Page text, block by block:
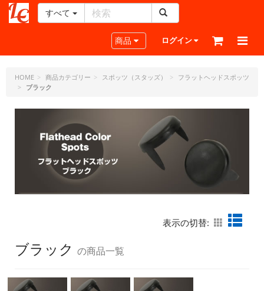
ー
ラ
フ
ピ
すべて
Toggle navigation
商品 ログイン
HOME 商品カテゴリー スポッツ（スタッズ）
フラットヘッドスポッツ
ブラック
表示の切替:
ブラック の商品一覧